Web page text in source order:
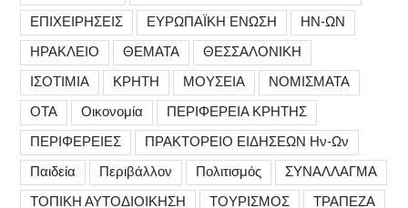
ΕΠΙΧΕΙΡΗΣΕΙΣ
ΕΥΡΩΠΑΪΚΗ ΕΝΩΣΗ
ΗΝ-ΩΝ
ΗΡΑΚΛΕΙΟ
ΘΕΜΑΤΑ
ΘΕΣΣΑΛΟΝΙΚΗ
ΙΣΟΤΙΜΙΑ
ΚΡΗΤΗ ΜΟΥΣΕΙΑ
ΝΟΜΙΣΜΑΤΑ
ΟΤΑ
Οικονομία
ΠΕΡΙΦΕΡΕΙΑ ΚΡΗΤΗΣ
ΠΕΡΙΦΕΡΕΙΕΣ
ΠΡΑΚΤΟΡΕΙΟ ΕΙΔΗΣΕΩΝ Ην-Ων
Παιδεία
Περιβάλλον Πολιτισμός
ΣΥΝΑΛΛΑΓΜΑ
ΤΟΠΙΚΗ ΑΥΤΟΔΙΟΙΚΗΣΗ
ΤΟΥΡΙΣΜΟΣ ΤΡΑΠΕΖΑ